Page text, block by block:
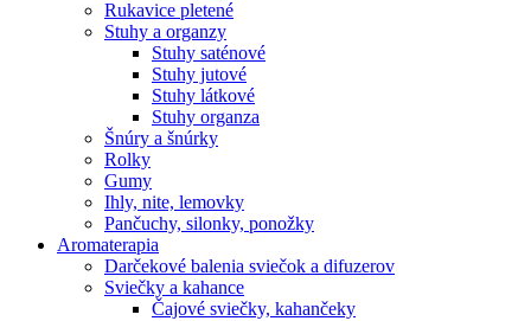
Rukavice pletené
Stuhy a organzy
Stuhy saténové
Stuhy jutové
Stuhy látkové
Stuhy organza
Šnúry a šnúrky
Rolky
Gumy
Ihly, nite, lemovky
Pančuchy, silonky, ponožky
Aromaterapia
Darčekové balenia sviečok a difuzerov
Sviečky a kahance
Čajové sviečky, kahančeky